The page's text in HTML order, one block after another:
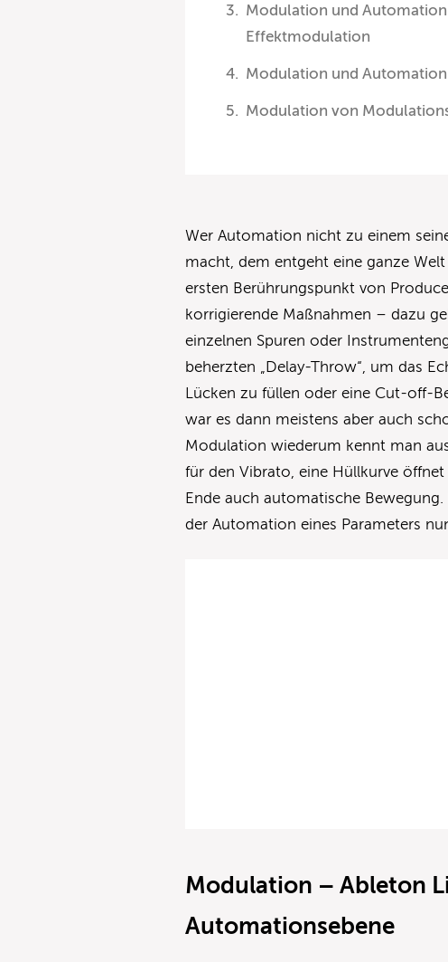
Modulation und
Effektmodulation
Modulation und
Modulation von
Wer Automation nicht zu einem
macht, dem entgeht eine ganze
ersten Berührungspunkt von
korrigierende Maßnahmen – dazu
einzelnen Spuren oder
beherzten „Delay-Throw“, um das
Lücken zu füllen oder eine Cut-off-
war es dann meistens aber auch
Modulation wiederum kennt man
für den Vibrato, eine Hüllkurve
Ende auch automatische
der Automation eines Parameters
Modulation – Ableton
Automationsebene